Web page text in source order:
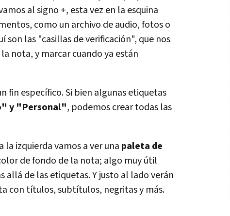
al signo +, esta vez en la esquina
como un archivo de audio, fotos o
las "casillas de verificación", que nos
nota, y marcar cuando ya están
fin específico. Si bien algunas etiquetas
y "Personal", podemos crear todas las
izquierda vamos a ver una paleta de
de fondo de la nota; algo muy útil
de las etiquetas. Y justo al lado verán
con títulos, subtítulos, negritas y más.